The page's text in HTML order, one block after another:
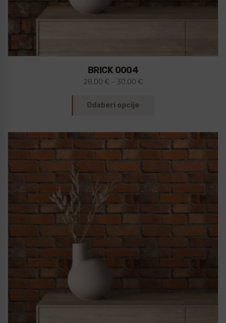
BRICK 0004
28,00 € – 30,00 €
Odaberi opcije